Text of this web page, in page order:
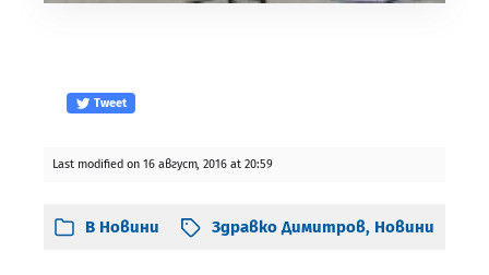
Tweet
Last modified on 16 август, 2016 at 20:59
В Новини Здравко Димитров, Новини